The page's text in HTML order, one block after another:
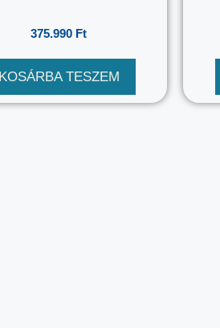
375.990 Ft
KOSÁRBA TESZEM